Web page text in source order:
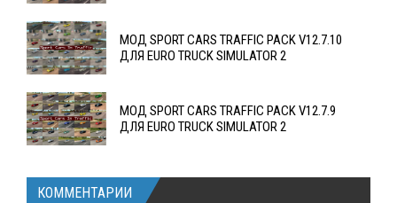
МОД SPORT CARS TRAFFIC PACK V12.7.10
ДЛЯ EURO TRUCK SIMULATOR 2
МОД SPORT CARS TRAFFIC PACK V12.7.9
ДЛЯ EURO TRUCK SIMULATOR 2
КОММЕНТАРИИ